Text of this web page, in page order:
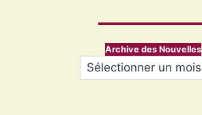
Archive des Nouvelles
Archives